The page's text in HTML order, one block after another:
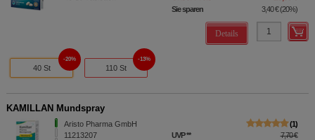
Sie sparen 3,40 €(20%)
Details
40 St
20%
110 St
13%
KAMILLAN Mundspray
Aristo Pharma GmbH
11213207
1
UVP** 7,70 €